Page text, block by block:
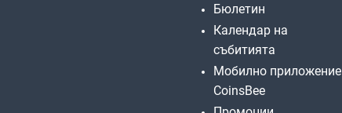
Бюлетин
Календар на
събитията
Мобилно приложение
CoinsBee